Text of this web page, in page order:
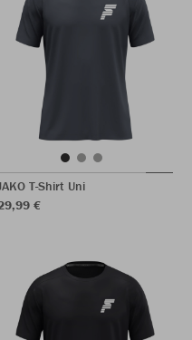
T-Shirt Uni
€